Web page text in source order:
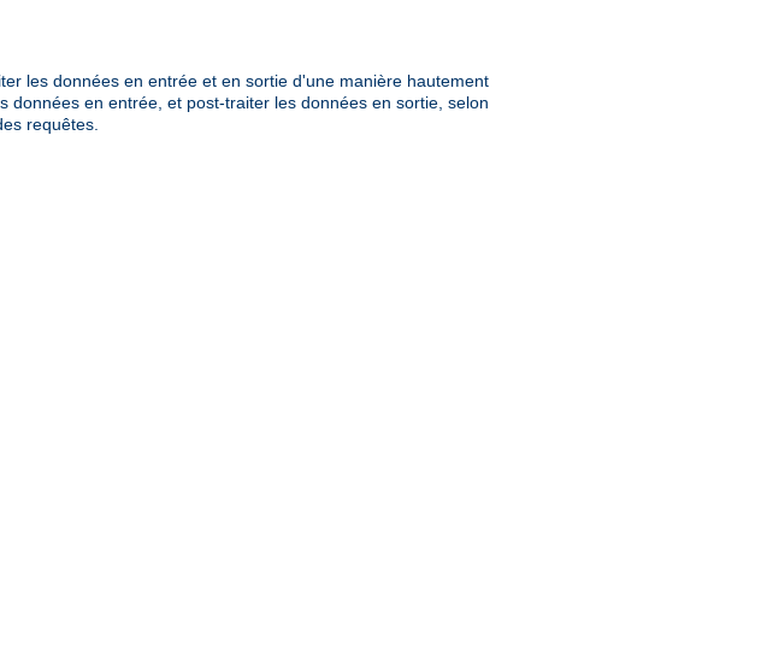
les données en entrée et en sortie d'une manière hautement
en entrée, et post-traiter les données en sortie, selon
requêtes.